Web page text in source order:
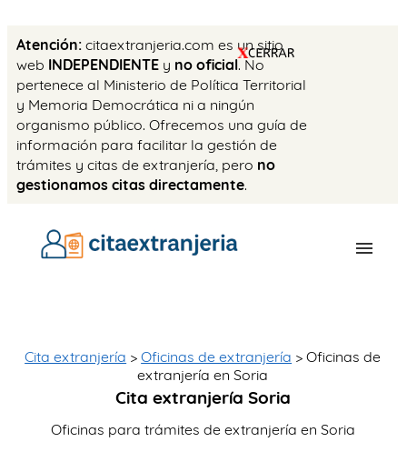
Atención: citaextranjeria.com es un sitio
web INDEPENDIENTE y no oficial. No
pertenece al Ministerio de Política Territorial
y Memoria Democrática ni a ningún
organismo público. Ofrecemos una guía de
información para facilitar la gestión de
trámites y citas de extranjería, pero no
gestionamos citas directamente.
Cita extranjería >Oficinas de extranjería > Oficinas de
extranjería en Soria
Cita extranjería Soria
Oficinas para trámites de extranjería en Soria